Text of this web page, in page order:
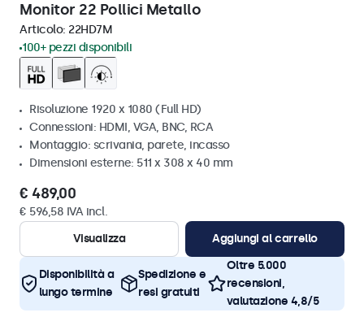
Monitor 22 Pollici Metallo
Articolo: 22HD7M
100+ pezzi disponibili
Risoluzione 1920 x 1080 (Full HD)
Connessioni: HDMI, VGA, BNC, RCA
Montaggio: scrivania, parete, incasso
Dimensioni esterne: 511 x 308 x 40 mm
€ 489,00
€ 596,58 IVA incl.
Visualizza
Aggiungi al carrello
Disponibilità a
lungo termine
Spedizione e
resi gratuiti
Oltre 5.000
recensioni,
valutazione 4,8/5